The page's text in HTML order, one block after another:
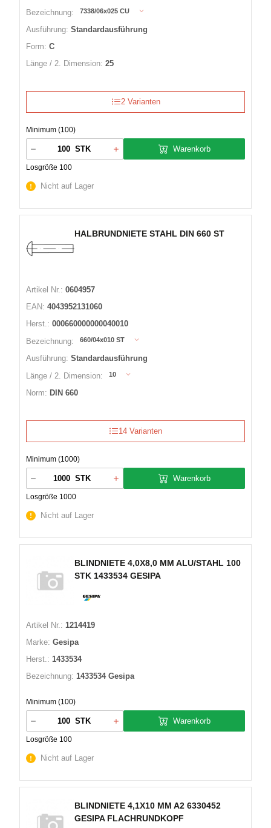
Bezeichnung:
7338/06x025 CU
Ausführung: Standardausführung
Form: C
Länge / 2. Dimension: 25
2 Varianten
Minimum (100)
STK
Losgröße 100
Warenkorb
Nicht auf Lager
HALBRUNDNIETE STAHL DIN 660 ST
Artikel Nr.: 0604957
EAN: 4043952131060
Herst.: 000660000000040010
Bezeichnung:
660/04x010 ST
Ausführung: Standardausführung
Länge / 2. Dimension:
10
Norm: DIN 660
14 Varianten
Minimum (1000)
STK
Losgröße 1000
Warenkorb
Nicht auf Lager
BLINDNIETE 4,0X8,0 MM ALU/STAHL 100
STK 1433534 GESIPA
Artikel Nr.: 1214419
Marke: Gesipa
Herst.: 1433534
Bezeichnung: 1433534 Gesipa
Minimum (100)
STK
Losgröße 100
Warenkorb
Nicht auf Lager
BLINDNIETE 4,1X10 MM A2 6330452
GESIPA FLACHRUNDKOPF